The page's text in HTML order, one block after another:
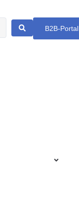
B2B-Portal